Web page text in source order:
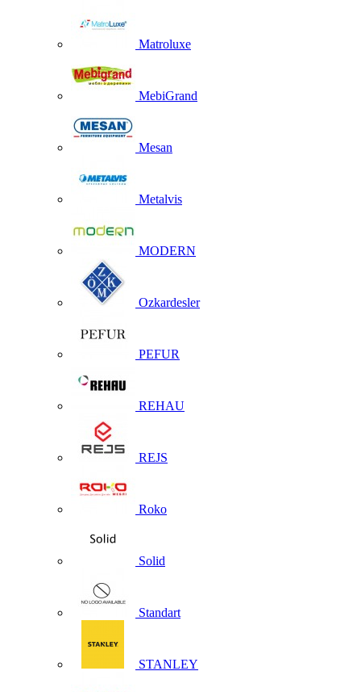
Matroluxe
MebiGrand
Mesan
Metalvis
MODERN
Ozkardesler
PEFUR
REHAU
REJS
Roko
Solid
Standart
STANLEY